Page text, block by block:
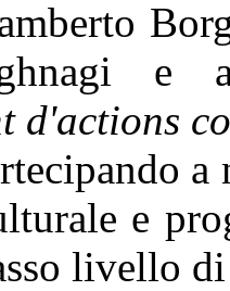
e
d'actions
e
livello